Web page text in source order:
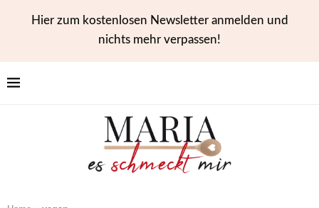
Hier zum kostenlosen Newsletter anmelden und
nichts mehr verpassen!